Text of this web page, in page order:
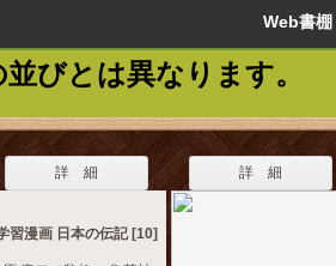
Web書
びとは異なります。
詳 細
習漫画 日本の伝記 [10]
詳 細